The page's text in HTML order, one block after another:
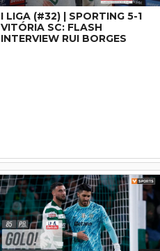
I LIGA (#32) | SPORTING 5-1
VITÓRIA SC: FLASH
INTERVIEW RUI BORGES